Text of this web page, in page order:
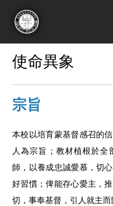
使命異象
宗旨
本校以培育蒙基督感召的
人為宗旨；教材植根於
師，以養成忠誠愛慕，切
好習慣；俾能存心愛主，
切，事奉基督，引人就主而